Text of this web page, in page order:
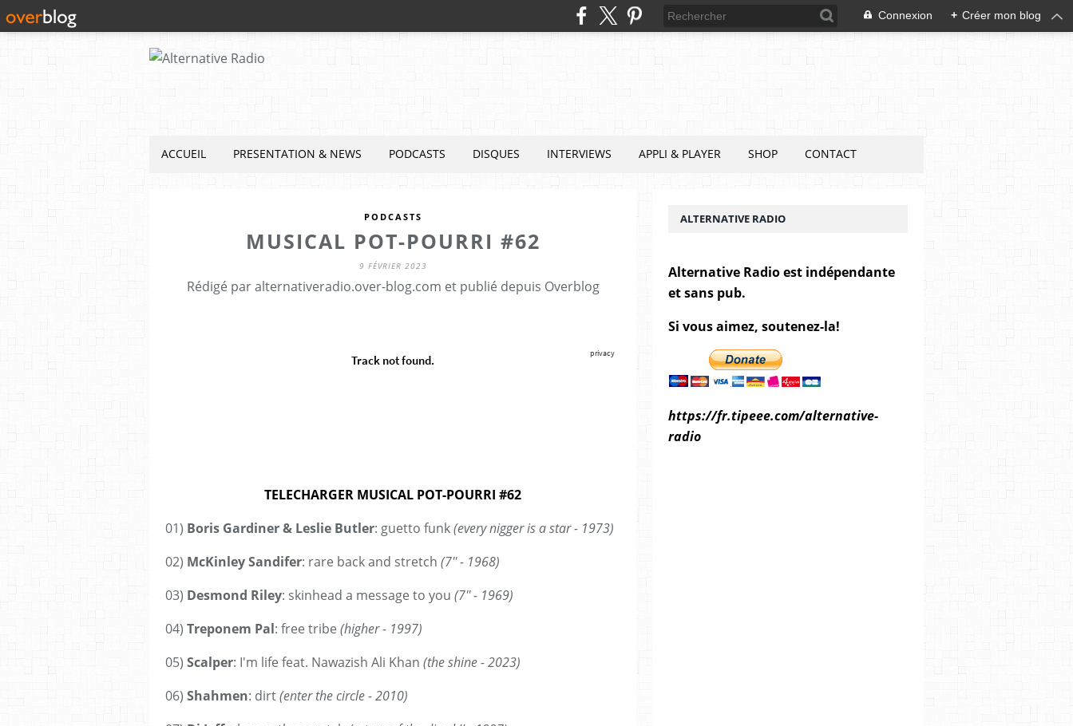
Connexion + Créer mon blog
ACCUEIL PRESENTATION & NEWS PODCASTS DISQUES INTERVIEWS APPLI & PLAYER SHOP CONTACT
PODCASTS
MUSICAL POT-POURRI #62
9 FÉVRIER 2023
Rédigé par alternativeradio.over-blog.com et publié depuis Overblog
TELECHARGER MUSICAL POT-POURRI #62
01) Boris Gardiner & Leslie Butler: guetto funk(every nigger is a star - 1973)
02) McKinley Sandifer: rare back and stretch (7'' - 1968)
03) Desmond Riley: skinhead a message to you (7'' - 1969)
04) Treponem Pal: free tribe (higher - 1997)
05) Scalper: I'm life feat. Nawazish Ali Khan (the shine - 2023)
06) Shahmen: dirt(enter the circle - 2010)
ALTERNATIVE RADIO
Alternative Radio est indépendante
et sans pub.
Si vous aimez, soutenez-la!
https://fr.tipeee.com/alternative-
radio